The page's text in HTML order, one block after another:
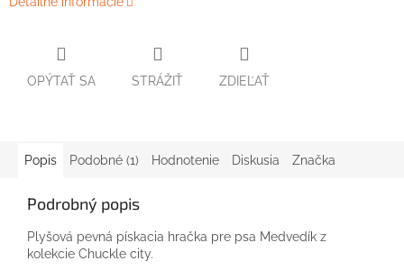
OPÝTAŤ SA STRÁŽIŤ ZDIEĽAŤ
Popis Podobné (1) Hodnotenie Diskusia Značka
Podrobný popis
Plyšová pevná pískacia hračka pre psa Medvedík z
kolekcie Chuckle city.